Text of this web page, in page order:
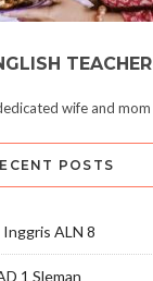
TEACHER
wife and mom
POSTS
Inggris ALN 8
1 Sleman